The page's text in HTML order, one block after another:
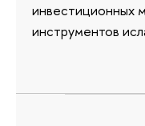
инвестиционных
инструментов